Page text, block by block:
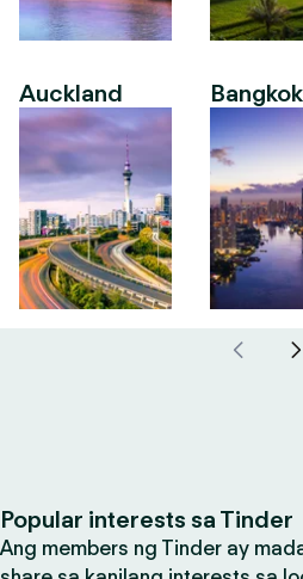
Auckland Bangkok
Popular interests sa Tinder
Ang members ng Tinder ay